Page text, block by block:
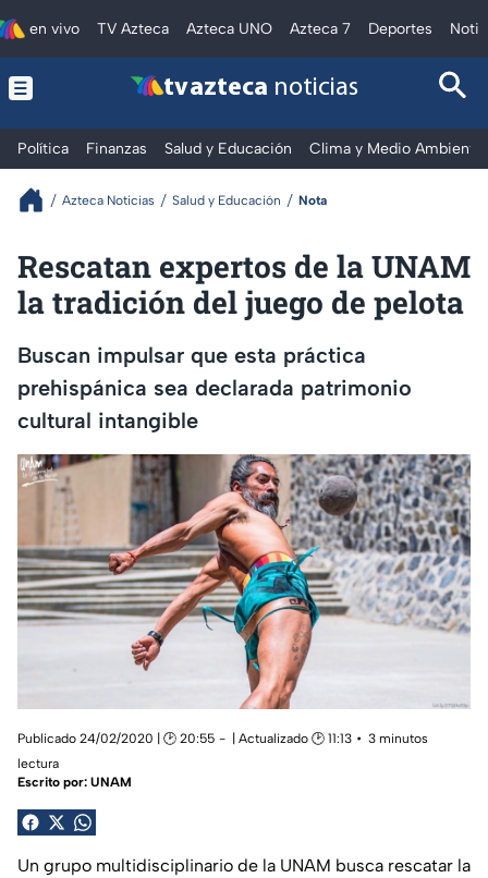
en vivo TV Azteca Azteca UNO Azteca 7 Deportes
tv azteca noticias
Política Finanzas Salud y Educación Clima y Medio Ambiente
Azteca Noticias Salud y Educación Nota
Rescatan expertos de la UNAM
la tradición del juego de pelota
Buscan impulsar que esta práctica
prehispánica sea declarada patrimonio
cultural intangible
Publicado 24/02/2020 | 🕑 20:55 | Actualizado 🕑 11:13
3 minutos
lectura
Escrito por: UNAM
Un grupo multidisciplinario de la UNAM busca rescatar la